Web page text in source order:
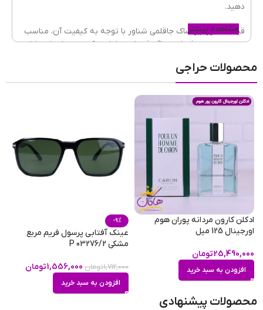
دهید.
قیمت دکوراتیو ساک جاقلمی شناور با توجه به کیفیت آن، مناسب
و مقرون به‌صرفه است. اگر فروشنده لوازم دکوری منزل یا وسایل
دریافت تخفیف و قیمت نهایی با پشتیبانی هاکان تماس بگیرید.
مشاهده بیشتر
محصولات حراجی
ادکلن کارون مردانه پوران هوم
اورجینال 125 میل
25,490,000تومان
افزودن به سبد خرید
-9%
عینک آفتابی پرسول فریم مربع
مشکی P 03276/2
1,712,000تومان 1,556,000تومان
افزودن به سبد خرید
محصولات پیشنهادی